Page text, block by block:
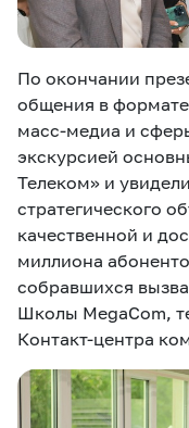
По окончании
общения в
масс-медиа и
экскурсией
Телеком» и
стратегического
качественной и
миллиона
собравшихся
Школы MegaCom,
Контакт-центра